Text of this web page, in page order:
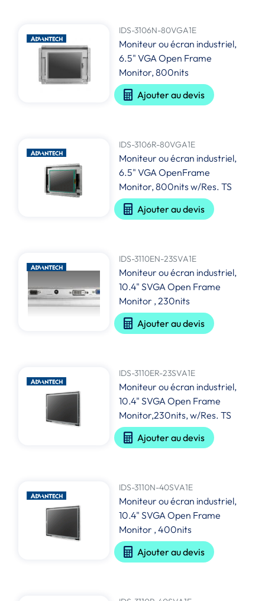
IDS-3106N-80VGA1E
Moniteur ou écran industriel,
6.5" VGA Open Frame
Monitor, 800nits
Ajouter au devis
IDS-3106R-80VGA1E
Moniteur ou écran industriel,
6.5" VGA OpenFrame
Monitor, 800nits w/Res. TS
Ajouter au devis
IDS-3110EN-23SVA1E
Moniteur ou écran industriel,
10.4" SVGA Open Frame
Monitor , 230nits
Ajouter au devis
IDS-3110ER-23SVA1E
Moniteur ou écran industriel,
10.4" SVGA Open Frame
Monitor,230nits, w/Res. TS
Ajouter au devis
IDS-3110N-40SVA1E
Moniteur ou écran industriel,
10.4" SVGA Open Frame
Monitor , 400nits
Ajouter au devis